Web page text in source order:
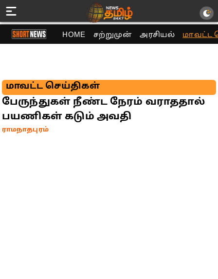
HOME சற்றுமுன் அரசியல் மாவட்ட
மாவட்ட செய்திகள்
பேருந்துகள் நீண்ட நேரம் வராததால்
பயணிகள் கடும் அவதி
ராமநாதபுரம்